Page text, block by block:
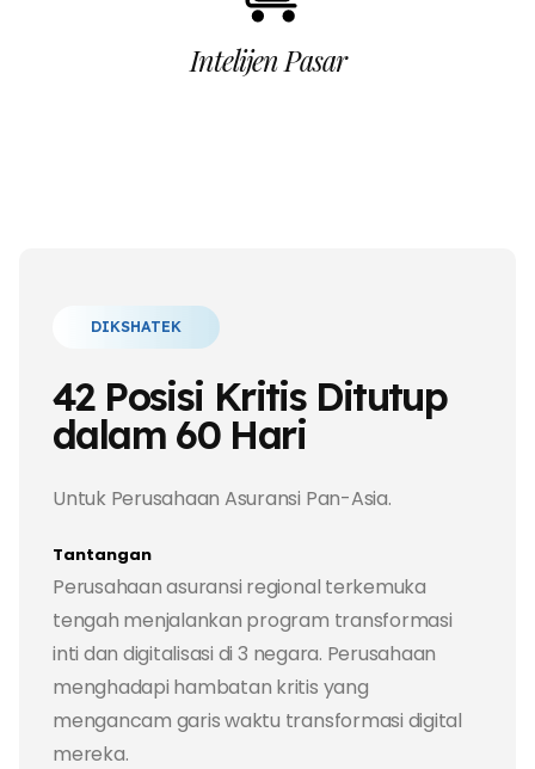
Intelijen Pasar
DIKSHATEK
42 Posisi Kritis Ditutup
dalam 60 Hari
Untuk Perusahaan Asuransi Pan-Asia.
Tantangan
Perusahaan asuransi regional terkemuka
tengah menjalankan program transformasi
inti dan digitalisasi di 3 negara. Perusahaan
menghadapi hambatan kritis yang
mengancam garis waktu transformasi digital
mereka.